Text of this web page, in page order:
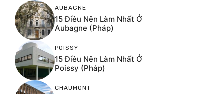
AUBAGNE
15 Điều Nên Làm Nhất Ở
Aubagne (Pháp)
POISSY
15 Điều Nên Làm Nhất Ở
Poissy (Pháp)
CHAUMONT